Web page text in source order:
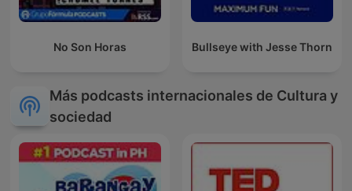
No Son Horas Bullseye with Jesse Thorn
Más podcasts internacionales de Cultura y
sociedad